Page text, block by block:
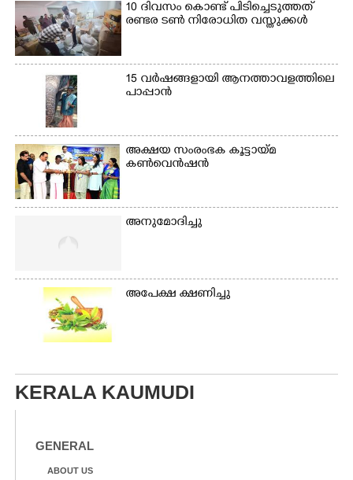
മത്സരത്തിനിടെ സിന്തറ്റിക്
ട്രാക്കിന് കുറുകെ ഓടുന്ന
നായകൾ.
10 ദിവസം കൊണ്ട് പിടിച്ചെടുത്തത്
രണ്ടര ടൺ നിരോധിത വസ്തുക്കൾ
15 വർഷങ്ങളായി ആനത്താവളത്തിലെ
പാപ്പാൻ
അക്ഷയ സംരംഭക കൂട്ടായ്മ
കൺവെൻഷൻ
അനുമോദിച്ചു
അപേക്ഷ ക്ഷണിച്ചു
KERALA KAUMUDI
GENERAL
ABOUT US